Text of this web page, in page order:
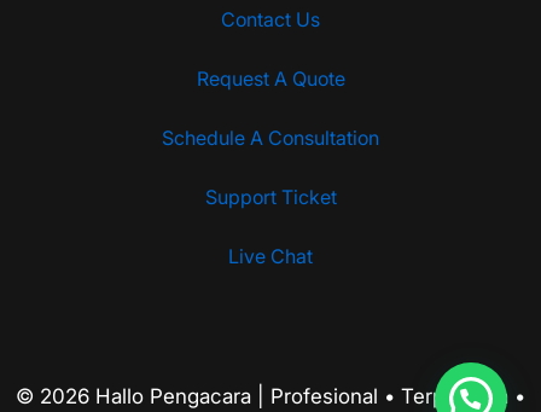
Contact Us
Request A Quote
Schedule A Consultation
Support Ticket
Live Chat
© 2026 Hallo Pengacara | Profesional • Terpercaya •